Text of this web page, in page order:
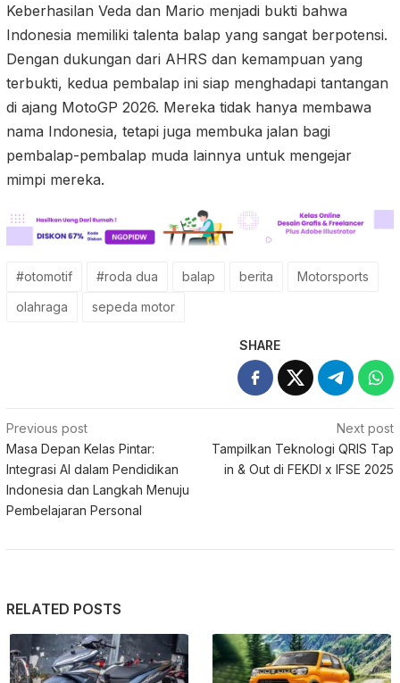
Keberhasilan Veda dan Mario menjadi bukti bahwa
Indonesia memiliki talenta balap yang sangat berpotensi.
Dengan dukungan dari AHRS dan kemampuan yang
terbukti, kedua pembalap ini siap menghadapi tantangan
di ajang MotoGP 2026. Mereka tidak hanya membawa
nama Indonesia, tetapi juga membuka jalan bagi
pembalap-pembalap muda lainnya untuk mengejar
mimpi mereka.
#otomotif #roda dua balap berita
Motorsports
olahraga
sepeda motor
SHARE
Post
navigation
Previous post
Masa Depan Kelas Pintar:
Integrasi AI dalam Pendidikan
Indonesia dan Langkah Menuju
Pembelajaran Personal
Next post
Tampilkan Teknologi QRIS Tap
in & Out di FEKDI x IFSE 2025
RELATED POSTS